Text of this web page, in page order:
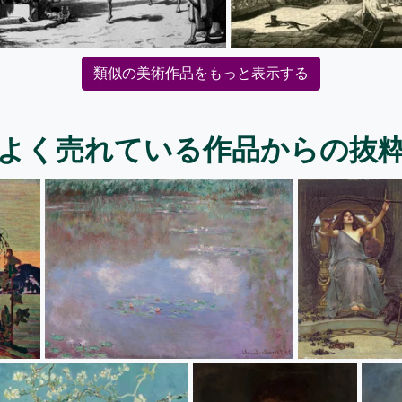
類似の美術作品をもっと表示する
く売れている作品からの抜